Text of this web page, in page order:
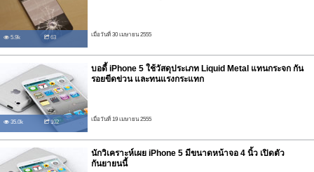
5.9k 63 เมื่อวันที่ 30 เมษายน 2555
35.0k 102
บอดี้ iPhone 5 ใช้วัสดุประเภท Liquid Metal แทนกระจก กัน
รอยขีดข่วน และทนแรงกระแทก
เมื่อวันที่ 19 เมษายน 2555
นักวิเคราะห์เผย iPhone 5 มีขนาดหน้าจอ 4 นิ้ว เปิดตัว
กันยายนนี้